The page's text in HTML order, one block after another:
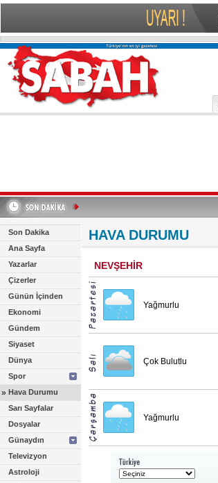
Son Dakika
Ana Sayfa
Yazarlar
Çizerler
Günün İçinden
Ekonomi
Gündem
Siyaset
Dünya
Spor
» Hava Durumu
Sarı Sayfalar
Dosyalar
Günaydın
Televizyon
Astroloji
HAVA DURUMU
NEVŞEHİR
Yağmurlu
Çok Bulutlu
Yağmurlu